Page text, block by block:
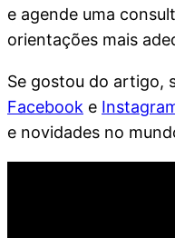
e agende uma
orientações mais
Se gostou do artigo,
Facebook e
e novidades no